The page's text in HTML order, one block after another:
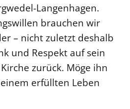
Langenhagen.
brauchen wir
– nicht zuletzt deshalb
und Respekt auf sein
zurück. Möge ihn
erfüllten Leben